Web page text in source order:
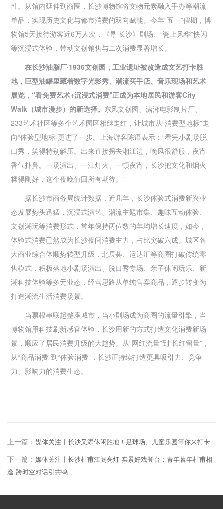
性。从馆内延伸到商圈，长沙博物馆将文物元素融入手办等潮流
单品，实现历史文化与都市消费的双向赋能。今年“五一”假期，博
物馆5天接待游客近6万人次，《寻·长沙》剧场、“瓷上风华”快闪
等沉浸式体验，带动文创销售与二次消费显著增长。
在长沙油脂厂·1936文创园，工业遗址被改造成文艺打卡胜
地，巨型油罐里藏着数字光影秀、潮流买手店、音乐现场和艺术
展览，“看免费艺术+沉浸式消费”正成为本地居民和游客City
Walk（城市漫步）的新选择。 东风文创园、潇湘电影制片厂、
233艺术社区等多个艺术园区相继走红，让城市从“消费型地标”走
向“体验型地标”更进了一步。上海游客陈语表示：“看完小剧场脱
口秀，笑得特别解压。出来直接拐去湘江边，晚风很舒服，夜宵
香气扑鼻。一场演出、一江灯火、一顿夜宵，长沙把文化和烟火
糅得刚好，这个夜晚值回所有期待。”
据长沙市商务局统计数据，近几年，长沙体验式消费新兴业
态发展势头迅猛，沉浸式演艺、潮流主题市集、趣味互动体验、
文创潮玩等消费形式，常年保持两位数的年均增长速度，如今，
体验式消费已然成为长沙夜间消费主力，占比突破六成。城区各
大商业综合体顺势转型升级，北辰荟、运达汇等商圈打破传统零
售模式，积极落地小剧场演出、脱口秀专场、亲子休闲玩乐、新
潮科技体验等多元业态，经营思路从单纯售卖商品，逐步转变为
打造潮流生活消费场景。
当票根串联起整座城市，当小剧场成为商圈的流量引擎，当
博物馆用科技刷新感官体验，长沙用新的方式打造文化消费新场
景，顺应了居民消费升级的大趋势。从“网红流量”到“长红留量”，
从“商品消费”到“体验消费”，长沙正持续打造更具吸引力、竞争
力、影响力的消费生态。
上一篇： 媒体关注丨长沙又添休闲胜地！足球场、儿童乐园等你来打卡
下一篇： 媒体关注丨长沙杜甫江阁亮灯 实景好戏登台：青年暮年杜甫相
逢 跨时空对话引共鸣